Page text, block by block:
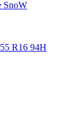
R16 94H